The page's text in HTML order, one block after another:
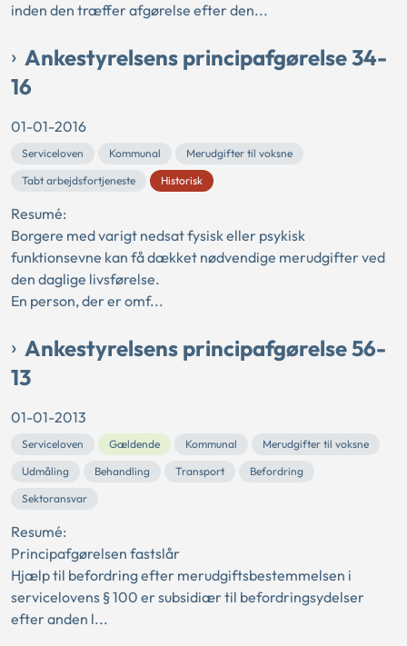
inden den træffer afgørelse efter den...
Ankestyrelsens principafgørelse 34-
16
01-01-2016
Serviceloven Kommunal
Merudgifter til voksne
Tabt arbejdsfortjeneste
Historisk
Resumé:
Borgere med varigt nedsat fysisk eller psykisk
funktionsevne kan få dækket nødvendige merudgifter ved
den daglige livsførelse.
En person, der er omf...
Ankestyrelsens principafgørelse 56-
13
01-01-2013
Serviceloven Gældende Kommunal
Merudgifter til voksne
Udmåling
Behandling Transport
Befordring
Sektoransvar
Resumé:
Principafgørelsen fastslår
Hjælp til befordring efter merudgiftsbestemmelsen i
servicelovens § 100 er subsidiær til befordringsydelser
efter anden l...